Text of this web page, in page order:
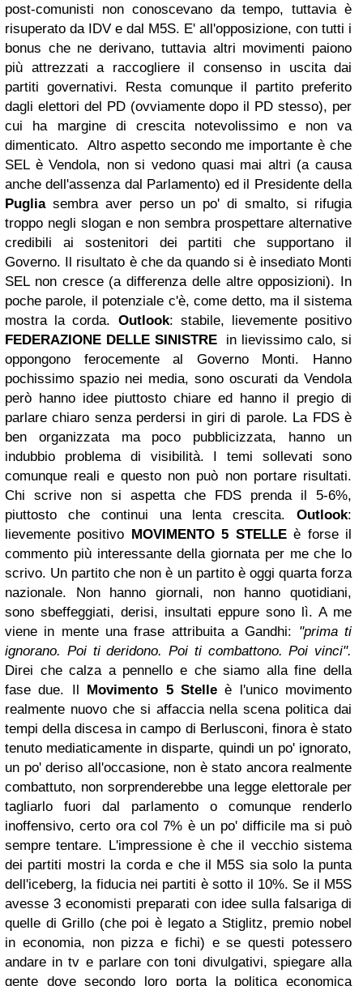
post-comunisti non conoscevano da tempo, tuttavia è
risuperato da IDV e dal M5S. E' all'opposizione, con tutti i
bonus che ne derivano, tuttavia altri movimenti paiono
più attrezzati a raccogliere il consenso in uscita dai
partiti governativi. Resta comunque il partito preferito
dagli elettori del PD (ovviamente dopo il PD stesso), per
cui ha margine di crescita notevolissimo e non va
dimenticato.
Altro aspetto secondo me importante è che
SEL è Vendola, non si vedono quasi mai altri (a causa
anche dell'assenza dal Parlamento) ed il Presidente della
Pugliasembra aver perso un po' di smalto, si rifugia
troppo negli slogan e non sembra prospettare alternative
credibili ai sostenitori dei partiti che supportano il
Governo. Il risultato è che da quando si è insediato Monti
SEL non cresce (a differenza delle altre opposizioni). In
poche parole, il potenziale c'è, come detto, ma il sistema
mostra la corda. Outlook: stabile, lievemente positivo
FEDERAZIONE DELLE SINISTRE
in lievissimo calo, si
oppongono ferocemente al Governo Monti. Hanno
pochissimo spazio nei media, sono oscurati da Vendola
però hanno idee piuttosto chiare ed hanno il pregio di
parlare chiaro senza perdersi in giri di parole. La FDS è
ben organizzata ma poco pubblicizzata, hanno un
indubbio problema di visibilità. I temi sollevati sono
comunque reali e questo non può non portare risultati.
Chi scrive non si aspetta che FDS prenda il 5-6%,
piuttosto che continui una lenta crescita.
Outlook:
lievemente positivo MOVIMENTO 5 STELLE è forse il
commento più interessante della giornata per me che lo
scrivo. Un partito che non è un partito è oggi quarta forza
nazionale. Non hanno giornali, non hanno quotidiani,
sono sbeffeggiati, derisi, insultati eppure sono lì. A me
viene in mente una frase attribuita a Gandhi: "prima ti
ignorano. Poi ti deridono. Poi ti combattono. Poi vinci".
Direi che calza a pennello e che siamo alla fine della
fase due. Il Movimento 5 Stelleè l'unico movimento
realmente nuovo che si affaccia nella scena politica dai
tempi della discesa in campo di Berlusconi, finora è stato
tenuto mediaticamente in disparte, quindi un po' ignorato,
un po' deriso all'occasione, non è stato ancora realmente
combattuto, non sorprenderebbe una legge elettorale per
tagliarlo fuori dal parlamento o comunque renderlo
inoffensivo, certo ora col 7% è un po' difficile ma si può
sempre tentare. L'impressione è che il vecchio sistema
dei partiti mostri la corda e che il M5S sia solo la punta
dell'iceberg, la fiducia nei partiti è sotto il 10%. Se il M5S
avesse 3 economisti preparati con idee sulla falsariga di
quelle di Grillo (che poi è legato a Stiglitz, premio nobel
in economia, non pizza e fichi) e se questi potessero
andare in tv e parlare con toni divulgativi, spiegare alla
gente dove secondo loro porta la politica economica